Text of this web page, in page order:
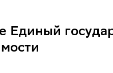
бывают виды
данные и
Единый